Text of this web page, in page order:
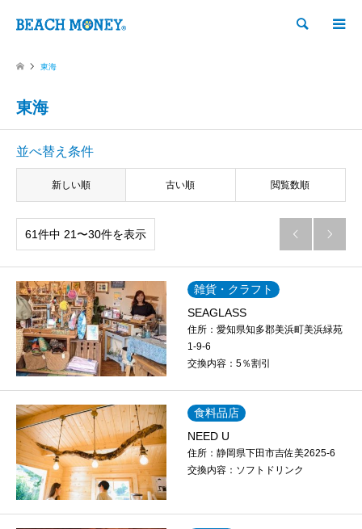
検索
東海
東海
並べ替え条件
新しい順 古い順 閲覧数順
61件中 21〜30件を表示  
雑貨・クラフト
SEAGLASS
住所： 愛知県知多郡美浜町美浜緑苑
1-9-6
交換内容： 5％割引
食料品店
NEED U
住所： 静岡県下田市吉佐美2625-6
交換内容： ソフトドリンク